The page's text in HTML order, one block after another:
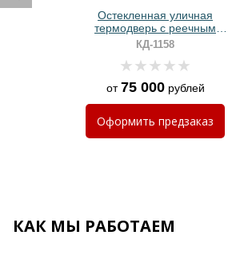
Остекленная уличная
термодверь с реечным
оформлением и порошковым
окрашиванием
КД-1158
от75 000рублей
Оформить предзаказ
КАК МЫ РАБОТАЕМ